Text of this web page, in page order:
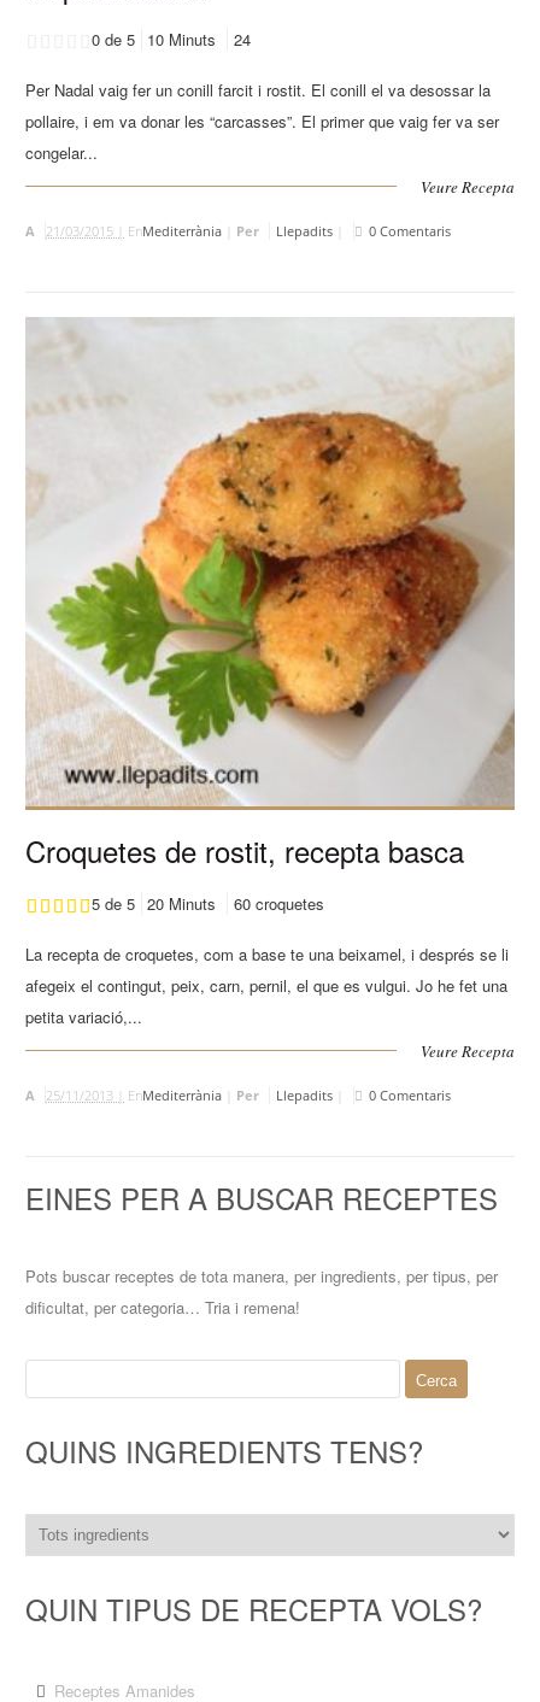
0 de 5 10 Minuts 24
Per Nadal vaig fer un conill farcit i rostit. El conill el va desossar la
pollaire, i em va donar les “carcasses”. El primer que vaig fer va ser
congelar...
Veure Recepta
A 21/03/2015 | EnMediterrània Per Llepadits 0 Comentaris
Croquetes de rostit, recepta basca
5 de 5 20 Minuts 60 croquetes
La recepta de croquetes, com a base te una beixamel, i després se li
afegeix el contingut, peix, carn, pernil, el que es vulgui. Jo he fet una
petita variació,...
Veure Recepta
A 25/11/2013 | EnMediterrània Per Llepadits 0 Comentaris
EINES PER A BUSCAR RECEPTES
Pots buscar receptes de tota manera, per ingredients, per tipus, per
dificultat, per categoria… Tria i remena!
QUINS INGREDIENTS TENS?
QUIN TIPUS DE RECEPTA VOLS?
Receptes Amanides